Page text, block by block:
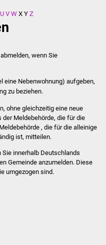
Stellenangebote
Kontakt
Ortsrecht
U V W X Y Z
wenn Sie
eine Nebenwohnung) aufgeben,
zu beziehen.
ohne gleichzeitig eine neue
der Meldebehörde, die für die
, die für die alleinige
ist, mitteilen.
innerhalb Deutschlands
Gemeinde anzumelden. Diese
umgezogen sind.